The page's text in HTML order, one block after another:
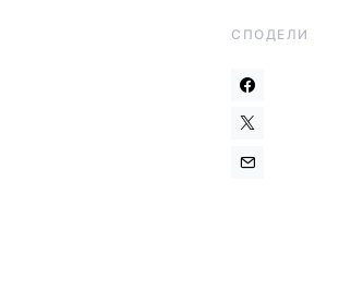
СПОДЕЛИ